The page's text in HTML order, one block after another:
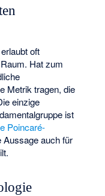
oft
Hat zum
Metrik tragen, die
einzige
ist
Poincaré-
Aussage auch für